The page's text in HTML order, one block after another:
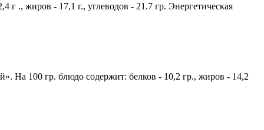
г ., жиров - 17,1 г., углеводов - 21.7 гр. Энергетическая
На 100 гр. блюдо содержит: белков - 10,2 гр., жиров - 14,2